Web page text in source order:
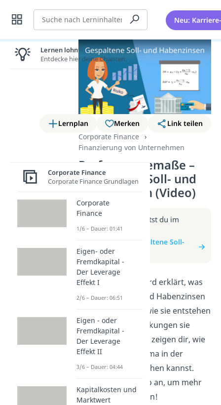
Suche Neu:
Lernplan Merken
Link teilen
Corporate Finance
Finanzierung von Unternehmen
Performancemaße –
Gespaltene Soll- und
Habenzinsen (Video)
Weitere Infos erhältst du im
Beitrag zum Video
zum Beitrag: Gespaltene Soll-
und Habenzinsen
In diesem Video wird erklärt, was
gespaltene Soll- und Habenzinsen
sind. Du erfährst, wie sie entstehen
und welche Auswirkungen sie
haben können. Wir zeigen dir, wie
du mit diesem Thema in der
Buchhaltung umgehen kannst.
Schau dir das Video an, um mehr
darüber zu erfahren!
Lernen lohnt sich!
Entdecke hier deine Chancen.
Corporate Finance
Corporate Finance Grundlagen
Corporate
Finance
1/6 – Dauer: 01:41
Eigen- oder
Fremdkapital -
Der Leverage
Effekt I
2/6 – Dauer: 06:51
Eigen - oder
Fremdkapital -
Der Leverage
Effekt II
3/6 – Dauer: 04:44
Kapitalkosten und
Marktwert